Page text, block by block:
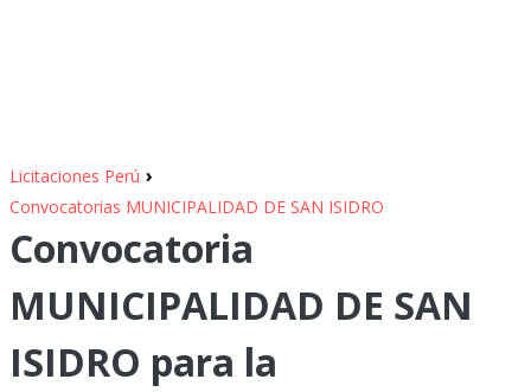
Licitaciones Perú ›
Convocatorias MUNICIPALIDAD DE SAN ISIDRO
Convocatoria
MUNICIPALIDAD DE SAN
ISIDRO para la